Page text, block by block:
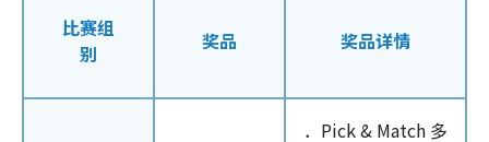
比赛组
别
奖品 奖品详情
．Pick & Match 多